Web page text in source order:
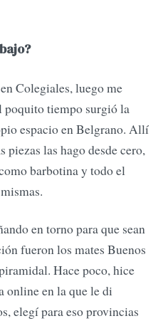
Colegiales, luego me
poquito tiempo surgió la
espacio en Belgrano. Allí
piezas las hago desde cero,
barbotina y todo el
en torno para que sean
fueron los mates Buenos
Hace poco, hice
online en la que le di
elegí para eso provincias